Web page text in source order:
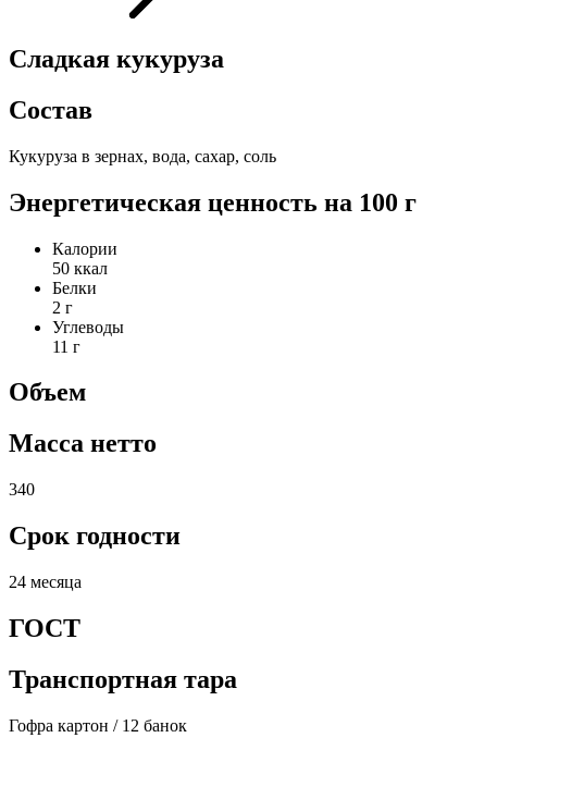
Сладкая кукуруза
Состав
Кукуруза в зернах, вода, сахар, соль
Энергетическая ценность на 100 г
Калории
50 ккал
Белки
2 г
Углеводы
11 г
Объем
Масса нетто
340
Срок годности
24 месяца
ГОСТ
Транспортная тара
Гофра картон / 12 банок